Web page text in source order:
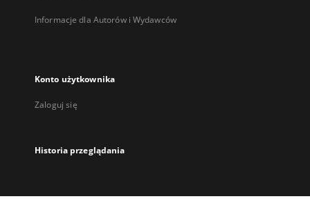
Informacje dla Autorów i Wydawców
Konto użytkownika
Zaloguj się
Historia przeglądania